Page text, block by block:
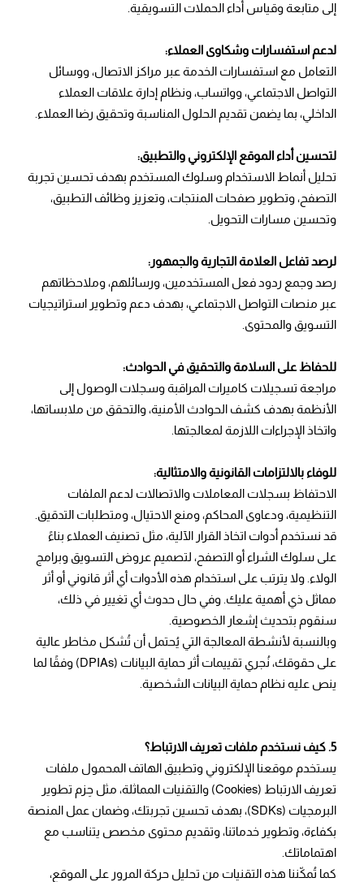
إلى متابعة وقياس أداء الحملات التسويقية.
لدعم استفسارات وشكاوى العملاء:
التعامل مع استفسارات الخدمة عبر مراكز الاتصال، ووسائل
التواصل الاجتماعي، وواتساب، ونظام إدارة علاقات العملاء
الداخلي، بما يضمن تقديم الحلول المناسبة وتحقيق رضا العملاء.
لتحسين أداء الموقع الإلكتروني والتطبيق:
تحليل أنماط الاستخدام وسلوك المستخدم بهدف تحسين تجربة
التصفح، وتطوير صفحات المنتجات، وتعزيز وظائف التطبيق،
وتحسين مسارات التحويل.
لرصد تفاعل العلامة التجارية والجمهور:
رصد وجمع ردود فعل المستخدمين، ورسائلهم، وملاحظاتهم
عبر منصات التواصل الاجتماعي، بهدف دعم وتطوير استراتيجيات
التسويق والمحتوى.
للحفاظ على السلامة والتحقيق في الحوادث:
مراجعة تسجيلات كاميرات المراقبة وسجلات الوصول إلى
الأنظمة بهدف كشف الحوادث الأمنية، والتحقق من ملابساتها،
واتخاذ الإجراءات اللازمة لمعالجتها.
للوفاء بالالتزامات القانونية والامتثالية:
الاحتفاظ بسجلات المعاملات والاتصالات لدعم الملفات
التنظيمية، ودعاوى المحاكم، ومنع الاحتيال، ومتطلبات التدقيق.
قد نستخدم أدوات اتخاذ القرار الآلية، مثل تصنيف العملاء بناءً
على سلوك الشراء أو التصفح، لتصميم عروض التسويق وبرامج
الولاء. ولا يترتب على استخدام هذه الأدوات أي أثر قانوني أو أثر
مماثل ذي أهمية عليك. وفي حال حدوث أي تغيير في ذلك،
سنقوم بتحديث إشعار الخصوصية.
وبالنسبة لأنشطة المعالجة التي يُحتمل أن تُشكل مخاطر عالية
على حقوقك، نُجري تقييمات أثر حماية البيانات (DPIAs) وفقًا لما
ينص عليه نظام حماية البيانات الشخصية.
5. كيف نستخدم ملفات تعريف الارتباط؟
يستخدم موقعنا الإلكتروني وتطبيق الهاتف المحمول ملفات
تعريف الارتباط (Cookies) والتقنيات المماثلة، مثل حِزم تطوير
البرمجيات (SDKs)، بهدف تحسين تجربتك، وضمان عمل المنصة
بكفاءة، وتطوير خدماتنا، وتقديم محتوى مخصص يتناسب مع
اهتماماتك.
كما تُمكّننا هذه التقنيات من تحليل حركة المرور على الموقع،